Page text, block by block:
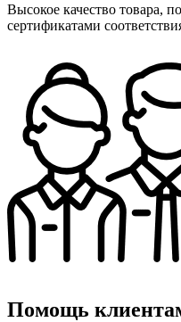
Высокое качество товара,
сертификатами
Помощь